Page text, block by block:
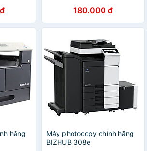
6054/
180.000 đ
hãng
Máy photocopy chính hãng
BIZHUB 308e